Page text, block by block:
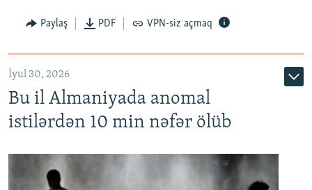
Paylaş PDF VPN-siz açmaq
İyul 30, 2026
Bu il Almaniyada anomal
istilərdən 10 min nəfər ölüb